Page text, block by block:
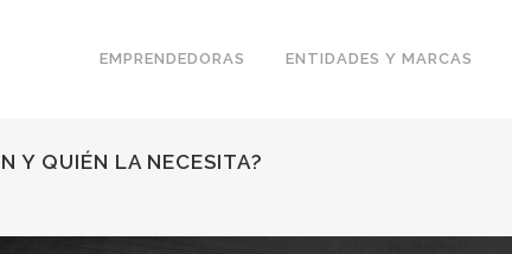
EMPRENDEDORAS ENTIDADES Y MARCAS
Y QUIÉN LA NECESITA?